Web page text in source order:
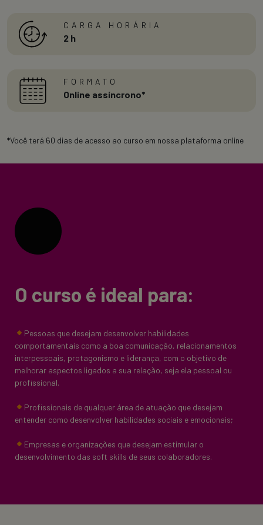
CARGA HORÁRIA
2 h
FORMATO
Online assíncrono*
*Você terá 60 dias de acesso ao curso em nossa plataforma online
O curso é ideal para:
Pessoas que desejam desenvolver habilidades
comportamentais como a boa comunicação, relacionamentos
interpessoais, protagonismo e liderança, com o objetivo de
melhorar aspectos ligados a sua relação, seja ela pessoal ou
profissional.
Profissionais de qualquer área de atuação que desejam
entender como desenvolver habilidades sociais e emocionais;
Empresas e organizações que desejam estimular o
desenvolvimento das soft skills de seus colaboradores.